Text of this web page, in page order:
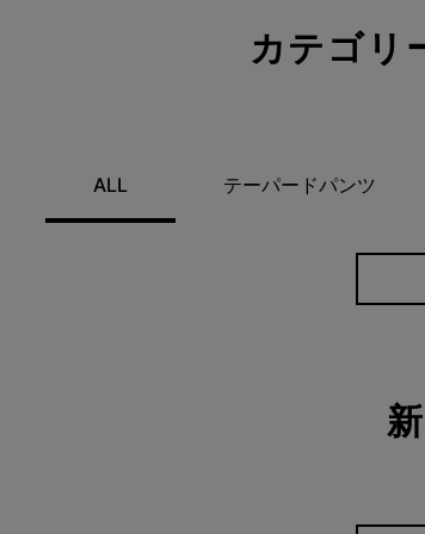
製 × TV通販実績
頼れる機能性を両立しました。
カテゴリ
ALL テーパードパンツ